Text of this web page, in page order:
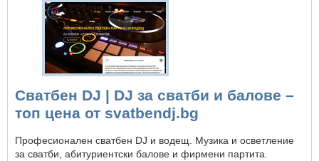
Сватбен DJ | DJ за сватби и балове –
топ цена от svatbendj.bg
Професионален сватбен DJ и водещ. Музика и осветление
за сватби, абитуриентски балове и фирмени партита.